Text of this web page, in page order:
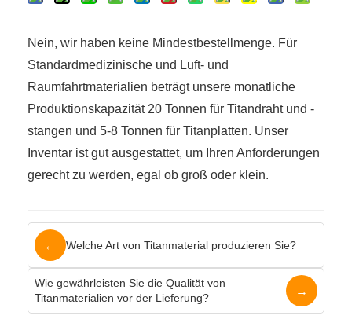
Nein, wir haben keine Mindestbestellmenge. Für
Standardmedizinische und Luft- und
Raumfahrtmaterialien beträgt unsere monatliche
Produktionskapazität 20 Tonnen für Titandraht und -
stangen und 5-8 Tonnen für Titanplatten. Unser
Inventar ist gut ausgestattet, um Ihren Anforderungen
gerecht zu werden, egal ob groß oder klein.
← Welche Art von Titanmaterial produzieren Sie?
Wie gewährleisten Sie die Qualität von
Titanmaterialien vor der Lieferung?
→